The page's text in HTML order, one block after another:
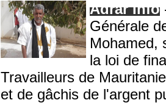
Adrar Info
Générale
Mohamed,
la loi de
Travailleurs de
et de gâchis de l'argent